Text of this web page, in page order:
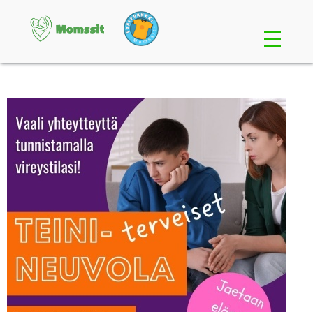
Osallistu
Perheille
Yrityksille